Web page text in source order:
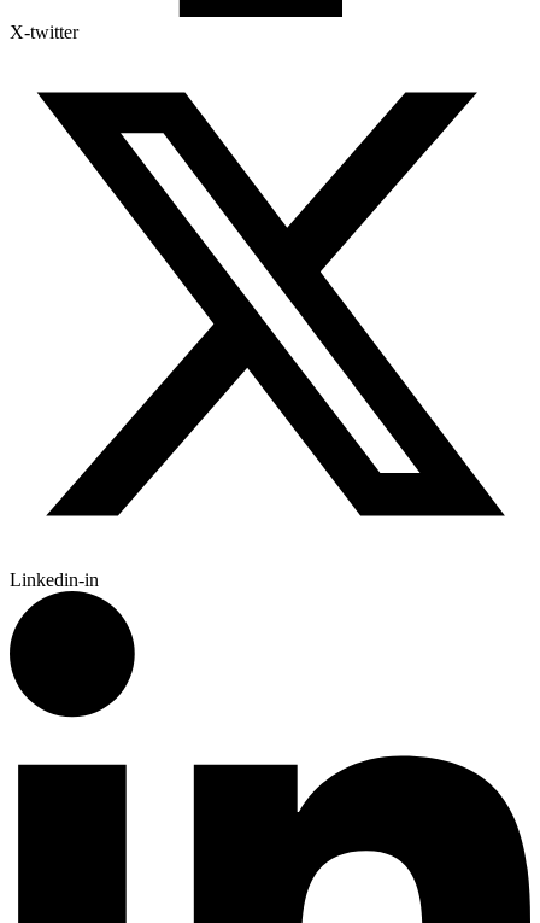
X-twitter
Linkedin-in